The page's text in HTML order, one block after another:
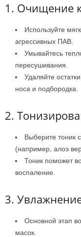
1. Очищение
Используйте
агрессивных ПАВ.
Умывайтесь
пересушивания.
Удаляйте
носа и подбородка.
2.
Выберите тоник
(например, алоэ
Тоник поможет
воспаление.
3.
Основной этап
масок.